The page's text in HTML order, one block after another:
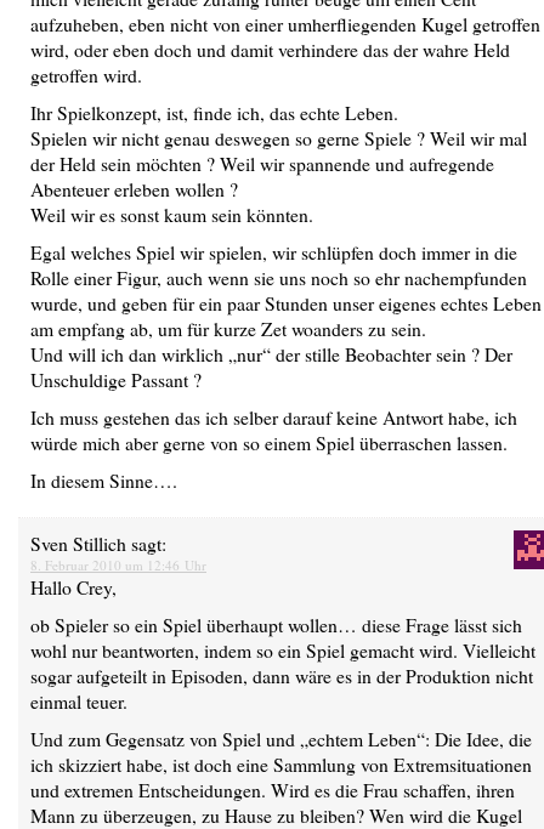
aufzuheben, eben nicht von einer umherfliegenden Kugel getroffen
wird, oder eben doch und damit verhindere das der wahre Held
getroffen wird.
Ihr Spielkonzept, ist, finde ich, das echte Leben.
Spielen wir nicht genau deswegen so gerne Spiele ? Weil wir mal
der Held sein möchten ? Weil wir spannende und aufregende
Abenteuer erleben wollen ?
Weil wir es sonst kaum sein könnten.
Egal welches Spiel wir spielen, wir schlüpfen doch immer in die
Rolle einer Figur, auch wenn sie uns noch so ehr nachempfunden
wurde, und geben für ein paar Stunden unser eigenes echtes Leben
am empfang ab, um für kurze Zet woanders zu sein.
Und will ich dan wirklich „nur“ der stille Beobachter sein ? Der
Unschuldige Passant ?
Ich muss gestehen das ich selber darauf keine Antwort habe, ich
würde mich aber gerne von so einem Spiel überraschen lassen.
In diesem Sinne….
Sven Stillich sagt:
8. Februar 2010 um 12:46 Uhr
Hallo Crey,
ob Spieler so ein Spiel überhaupt wollen… diese Frage lässt sich
wohl nur beantworten, indem so ein Spiel gemacht wird. Vielleicht
sogar aufgeteilt in Episoden, dann wäre es in der Produktion nicht
einmal teuer.
Und zum Gegensatz von Spiel und „echtem Leben“: Die Idee, die
ich skizziert habe, ist doch eine Sammlung von Extremsituationen
und extremen Entscheidungen. Wird es die Frau schaffen, ihren
Mann zu überzeugen, zu Hause zu bleiben? Wen wird die Kugel